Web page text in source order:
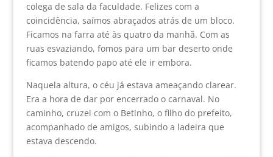
colega de sala da faculdade. Felizes com a
coincidência, saímos abraçados atrás de um bloco.
Ficamos na farra até às quatro da manhã. Com as
ruas esvaziando, fomos para um bar deserto onde
ficamos batendo papo até ele ir embora.
Naquela altura, o céu já estava ameaçando clarear.
Era a hora de dar por encerrado o carnaval. No
caminho, cruzei com o Betinho, o filho do prefeito,
acompanhado de amigos, subindo a ladeira que
estava descendo.